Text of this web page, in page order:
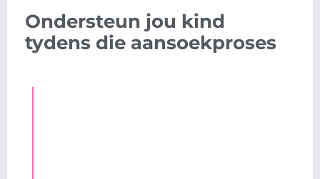
Ondersteun jou kind
tydens die aansoekproses